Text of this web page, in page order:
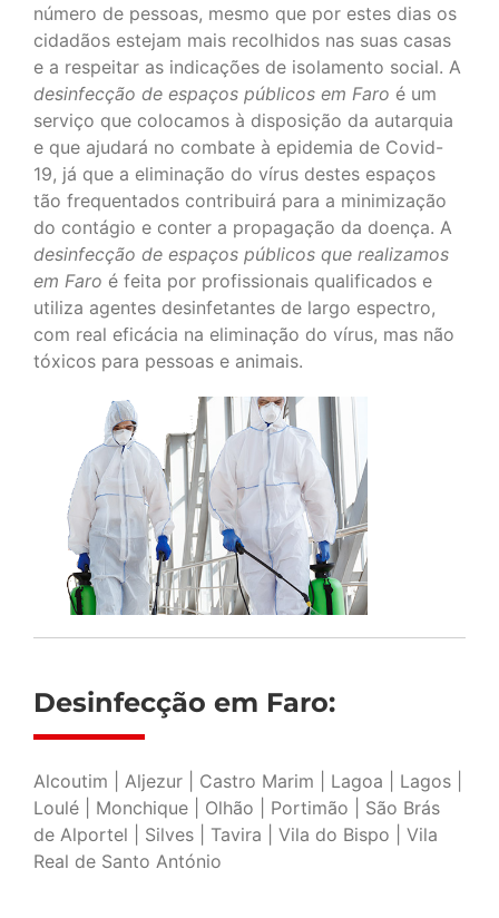
número de pessoas, mesmo que por estes dias os
cidadãos estejam mais recolhidos nas suas casas
e a respeitar as indicações de isolamento social. A
desinfecção de espaços públicos em Faro é um
serviço que colocamos à disposição da autarquia
e que ajudará no combate à epidemia de Covid-
19, já que a eliminação do vírus destes espaços
tão frequentados contribuirá para a minimização
do contágio e conter a propagação da doença. A
desinfecção de espaços públicos que realizamos
em Faro é feita por profissionais qualificados e
utiliza agentes desinfetantes de largo espectro,
com real eficácia na eliminação do vírus, mas não
tóxicos para pessoas e animais.
Desinfecção em Faro:
Alcoutim | Aljezur | Castro Marim | Lagoa | Lagos |
Loulé | Monchique | Olhão | Portimão | São Brás
de Alportel | Silves | Tavira | Vila do Bispo | Vila
Real de Santo António